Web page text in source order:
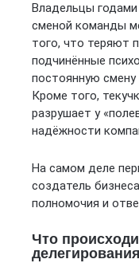
Владельцы
сменой команды
того, что теряют
подчинённые
постоянную смену
Кроме того,
разрушает у
надёжности
На самом деле
создатель
полномочия и
Что
делегирования